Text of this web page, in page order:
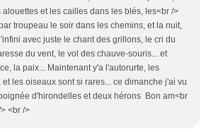
alouettes et les cailles dans les blés, les<br />
troupeau le soir dans les chemins, et la nuit,
avec juste le chant des grillons, le cri du
du vent, le vol des chauve-souris... et
la paix... Maintenant y'a l'autorurte, les
et les oiseaux sont si rares... ce dimanche j'ai vu
d'hirondelles et deux hérons Bon am<br
<br />